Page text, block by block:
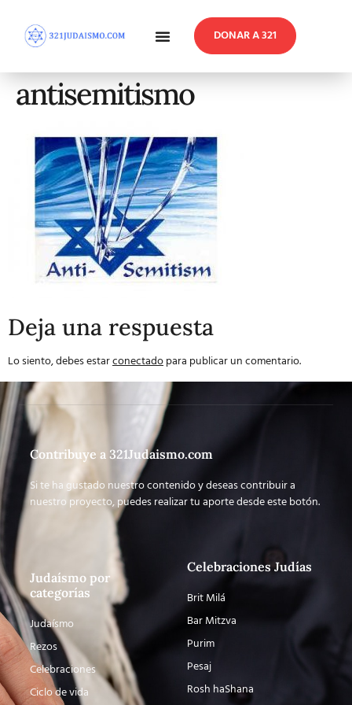
DONAR A 321
antisemitismo
Deja una respuesta
Lo siento, debes estarconectadopara publicar un comentario.
Contribuye a 321Judaismo.com
Si te ha gustado nuestro contenido y deseas contribuir a
nuestro proyecto, puedes realizar tu aporte desde este botón.
Judaísmo por
categorías
Judaísmo
Rezos
Celebraciones
Ciclo de vida
Celebraciones Judías
Brit Milá
Bar Mitzva
Purim
Pesaj
Rosh haShana